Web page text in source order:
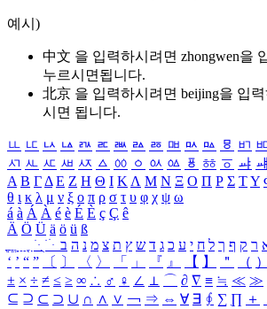
예시)
中文 을 입력하시려면 zhongwen을
누르시면됩니다.
北京 을 입력하시려면 beijing을 입
시면 됩니다.
ㅥ ㅦ ㅧ ㅨ ㅩ ㅪ ㅫ ㅬ ㅭ ㅮ ㅯ ㅰ ㅱ ㅲ
ㅺ ㅻ ㅼ ㅽ ㅾ ㅿ ㆀ ㆁ ㆂ ㆃ ㆄ ㆅ ㆆ ㆇ ㆈ
Α Β ΓΔ Ε Ζ Η Θ Ι ΚΛ Μ Ν Ξ Ο Π Ρ Σ ΤΥ
θ ι κ λ μ ν ξ ο π ρ σ τ υ φ χ ψ ω
á à Á À é è É È ç Ç ê
Ä Ö Ü ä ö ü ß
ִֶֹ ֻּ ׁׂ ר ק ף ך ל ח י ע כ ג ד ש ץ ת צ מ נ ה ב
‘ ’ “ ” 〔 〕 〈 〉 「 」 『 』 【 】 ＂ （ ）
± × ÷ ≠ ≤ ≥ ∞ ∴ ♂ ♀ ∠ ⊥ ⌒ ∂ ∇ ≡ ≒ ≪ ≫
⊆ ⊇ ⊂ ⊃ ∪ ∩ ∧ ∨ ￢ ⇒ ⇔ ∀ ∃ ∮ ∑ ∏ ＋